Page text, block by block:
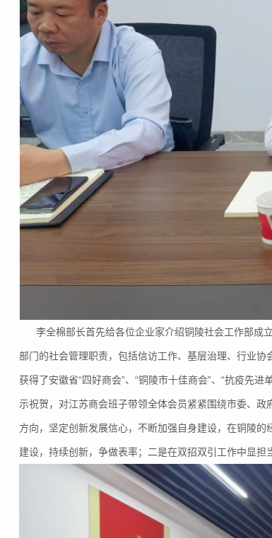
李全棉部长首先给各位企业家介绍铜陵社会工作部成
部门的社会管理职责，包括信访工作、基层治理、行业
获得了安徽省“四好商会”、“铜陵市十佳商会”、“抗疫先
示祝贺，对江苏商会班子带领全体会员紧紧围绕市委、
方向，坚定创新发展信心，不断加强自身建设，在铜陵
建设，持续创新，争做表率；二是在双招双引工作中显